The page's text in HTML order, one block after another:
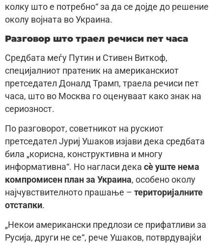
колку што е потребно“ за да се дојде до решение
околу војната во Украина.
Разговор што траел речиси пет часа
Средбата меѓу Путин и Стивен Виткоф,
специјалниот пратеник на американскиот
претседател Доналд Трамп, траела речиси пет
часа, што во Москва го оценуваат како знак на
сериозност.
По разговорот, советникот на рускиот
претседател Јуриј Ушаков изјави дека средбата
била „корисна, конструктивна и многу
информативна“. Но нагласи дека сè уште нема
компромисен план за Украина, особено околу
најчувствителното прашање – територијалните
отстапки.
„Некои американски предлози се прифатливи за
Русија, други не се“, рече Ушаков, потврдувајќи